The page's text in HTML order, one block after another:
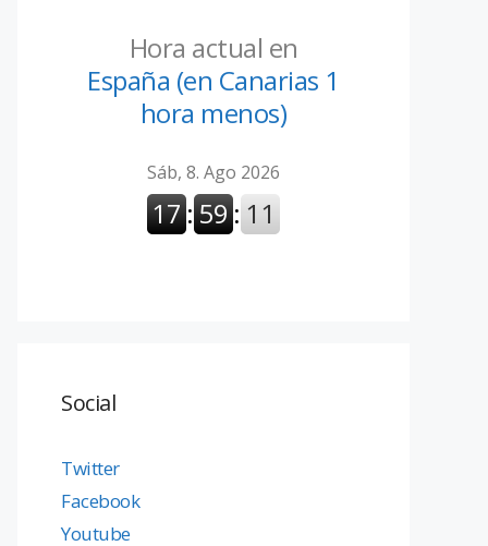
Hora actual en
España (en Canarias 1
hora menos)
Social
Twitter
Facebook
Youtube